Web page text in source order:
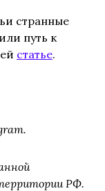
странные
путь к
статье.
РФ.